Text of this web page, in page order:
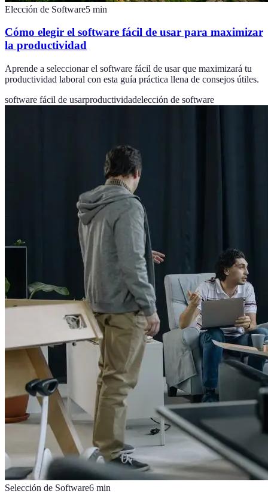
Elección de Software5 min
Cómo elegir el software fácil de usar para maximizar
la productividad
Aprende a seleccionar el software fácil de usar que maximizará tu
productividad laboral con esta guía práctica llena de consejos útiles.
software fácil de usarproductividadelección de software
Selección de Software6 min